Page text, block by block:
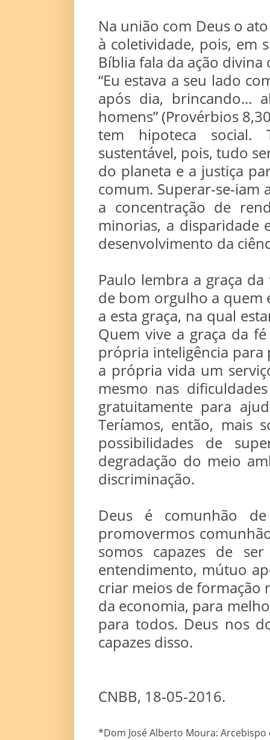
Na união com Deus o
à coletividade, pois, em
Bíblia fala da ação
“Eu estava a seu lado
após dia, brincando...
homens” (Provérbios
tem hipoteca social.
sustentável, pois, tudo
do planeta e a justiça
comum. Superar-se-iam
a concentração de
minorias, a disparidade
desenvolvimento da
Paulo lembra a graça
de bom orgulho a quem
a esta graça, na qual
Quem vive a graça da
própria inteligência
a própria vida um
mesmo nas
gratuitamente para
Teríamos, então, mais
possibilidades de
degradação do meio
discriminação.
Deus é comunhão
promovermos
somos capazes de
entendimento, mútuo
criar meios de formação
da economia, para
para todos. Deus nos
capazes disso.
CNBB, 18-05-2016.
*Dom José Alberto Moura: Arcebispo